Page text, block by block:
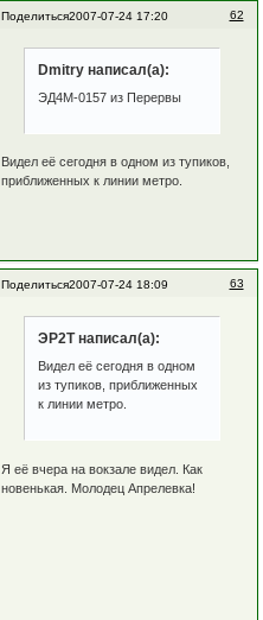
Поделиться 62
2007-07-24 17:20
Dmitry написал(а):
ЭД4М-0157 из Перервы
Видел её сегодня в одном из тупиков,
приближенных к линии метро.
Поделиться 63
2007-07-24 18:09
ЭР2Т написал(а):
Видел её сегодня в одном
из тупиков, приближенных
к линии метро.
Я её вчера на вокзале видел. Как
новенькая. Молодец Апрелевка!